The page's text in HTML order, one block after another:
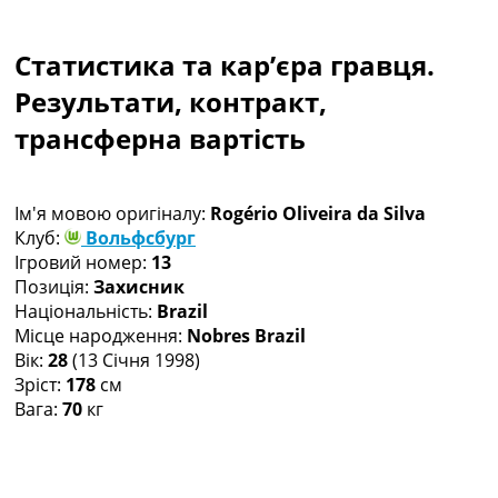
Чемпіонат Світу
Україна. Прем’єр-Ліга
Україна. Перша Ліга
Ліга Чемпіонів
Ще Турніри >>>
Таблиці
Чемпіонат Світу. Турнирні таблиці
Таблиця УПЛ
Перша Ліга
Таблиця АПЛ
Таблиця Ла Ліги
Таблиця Ліги Чемпіонів
Всі таблиці >>>
Статистика та кар’єра гравця.
Результати, контракт,
трансферна вартість
Ім'я мовою оригіналу: Rogério Oliveira da Silva
Клуб:
Вольфсбург
Ігровий номер: 13
Позиція: Захисник
Національність: Brazil
Місце народження: Nobres Brazil
Вік: 28(13 Січня 1998)
Зріст: 178 см
Вага: 70 кг